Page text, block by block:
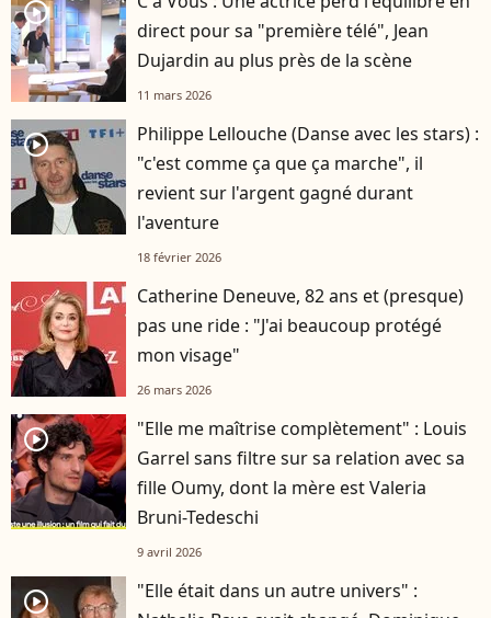
player2
direct pour sa "première télé", Jean
Dujardin au plus près de la scène
11 mars 2026
player2
Philippe Lellouche (Danse avec les stars) :
"c'est comme ça que ça marche", il
revient sur l'argent gagné durant
l'aventure
18 février 2026
Catherine Deneuve, 82 ans et (presque)
pas une ride : "J'ai beaucoup protégé
mon visage"
26 mars 2026
player2
"Elle me maîtrise complètement" : Louis
Garrel sans filtre sur sa relation avec sa
fille Oumy, dont la mère est Valeria
Bruni-Tedeschi
9 avril 2026
player2
"Elle était dans un autre univers" :